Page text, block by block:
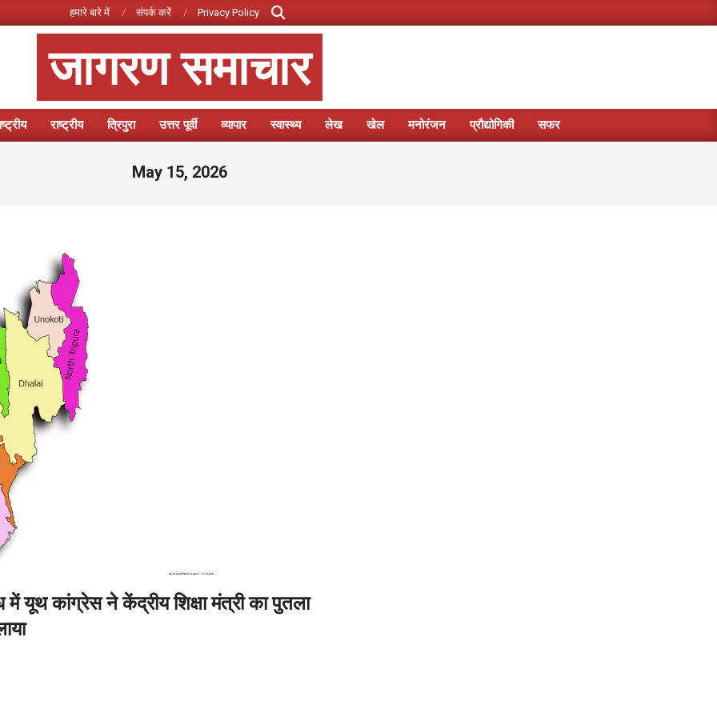
हमारे बारे में संपर्क करें Privacy Policy
Search
जागरण समाचार
Primary
Menu
राष्ट्रीय त्रिपुरा उत्तर पूर्वी व्यापार स्वास्थ्य लेख खेल मनोरंजन प्रौद्योगिकी सफर
May 15, 2026
यूथ कांग्रेस ने केंद्रीय शिक्षा मंत्री का पुतला